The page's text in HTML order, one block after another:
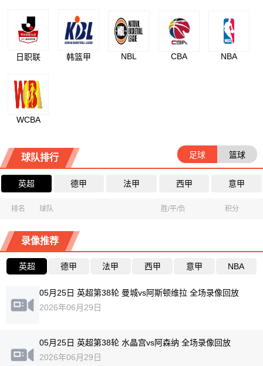
日职联 韩篮甲 NBL CBA NBA
WCBA
球队排行 足球 篮球
英超 德甲 法甲 西甲 意甲
排名 球队 胜/平/负 积分
录像推荐
英超 德甲 法甲 西甲 意甲 NBA
05月25日 英超第38轮 曼城vs阿斯顿维拉 全场录像回放
2026年06月29日
05月25日 英超第38轮 水晶宫vs阿森纳 全场录像回放
2026年06月29日